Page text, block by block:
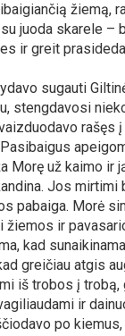
žiemą,
juoda skarele –
ir greit
sugauti
stengdavosi
rašęs į
Morę už kaimo ir
Jos mirtimi
pabaiga. Morė
žiemos ir
kad
greičiau atgis
iš trobos į trobą,
ir
po